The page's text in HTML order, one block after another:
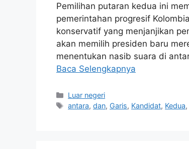
Pemilihan putaran kedua ini
pemerintahan progresif
konservatif yang menjanjikan
akan memilih presiden baru
menentukan nasib suara di
Baca Selengkapnya
Kategori
Luar negeri
Tag
antara,dan, Garis, Kandidat, Kedua,